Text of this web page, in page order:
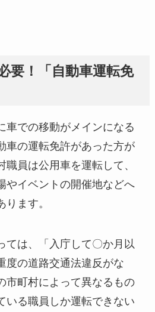
要！「自動車運転免
車での移動がメインになる
車の運転免許があった方が
職員は公用車を運転して、
やイベントの開催地などへ
ます。
ては、「入庁して〇か月以
度の道路交通法違反がな
市町村によって異なるもの
いる職員しか運転できない